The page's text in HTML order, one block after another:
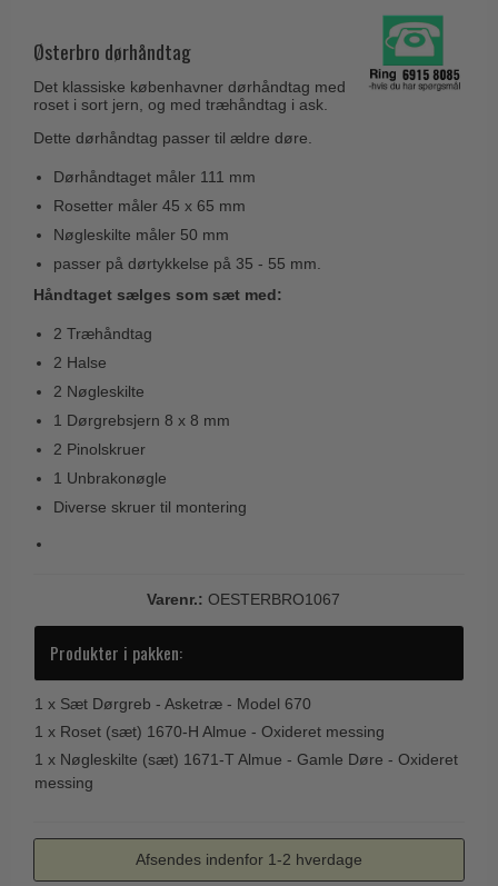
Gio Ponti LAMA
Medici dørgreb
Svanemøllen træ dørgreb
Weingarden dørgreb
Østerbro træ dørgreb
DND dørgreb
Formani dørgreb
FSB dørgreb
Randi Classic Line
Turnstyle Designs Dørgreb
Paskvilgreb - Terrasse
Trædørgreb på Langskilt
Brevindkast
Ringetryk
Knager & Kroge
Hattehylder
Kahytskrog
Messing pudsemiddel
Olivari
Turnstyle Designs
Samuel Heath produkter
Sibes Metall
Søe-Jensen & Co.
VONSILD Møbelgreb
Østerbro dørhåndtag
Det klassiske københavner dørhåndtag med
roset i sort jern, og med træhåndtag i ask.
Dette dørhåndtag passer til ældre døre.
Dørhåndtaget måler 111 mm
Rosetter måler 45 x 65 mm
Nøgleskilte måler 50 mm
passer på dørtykkelse på 35 - 55 mm.
Håndtaget sælges som sæt med:
2 Træhåndtag
2 Halse
2 Nøgleskilte
1 Dørgrebsjern 8 x 8 mm
2 Pinolskruer
1 Unbrakonøgle
Diverse skruer til montering
Varenr.: OESTERBRO1067
Produkter i pakken:
1 x Sæt Dørgreb - Asketræ - Model 670
1 x Roset (sæt) 1670-H Almue - Oxideret messing
1 x Nøgleskilte (sæt) 1671-T Almue - Gamle Døre - Oxideret
messing
Afsendes indenfor 1-2 hverdage